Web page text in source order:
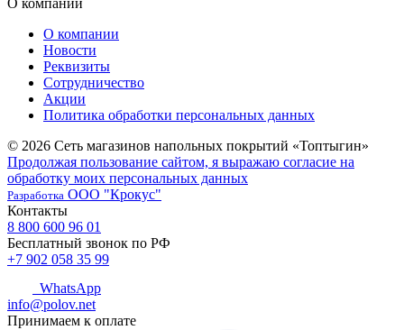
О компании
О компании
Новости
Реквизиты
Сотрудничество
Акции
Политика обработки персональных данных
© 2026 Сеть магазинов напольных покрытий «Топтыгин»
Продолжая пользование сайтом, я выражаю согласие на
обработку моих персональных данных
Разработка ООО "Крокус"
Контакты
8 800 600 96 01
Бесплатный звонок по РФ
+7 902 058 35 99
WhatsApp
info@polov.net
Принимаем к оплате